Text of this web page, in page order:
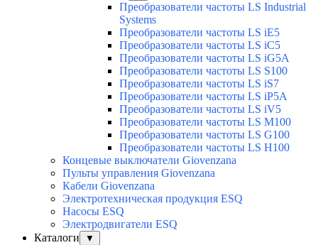
Преобразователи частоты LS Industrial
Systems
Преобразователи частоты LS iE5
Преобразователи частоты LS iC5
Преобразователи частоты LS iG5A
Преобразователи частоты LS S100
Преобразователи частоты LS iS7
Преобразователи частоты LS iP5A
Преобразователи частоты LS iV5
Преобразователи частоты LS M100
Преобразователи частоты LS G100
Преобразователи частоты LS H100
Концевые выключатели Giovenzana
Пульты управления Giovenzana
Кабели Giovenzana
Электротехническая продукция ESQ
Насосы ESQ
Электродвигатели ESQ
Каталоги
▼